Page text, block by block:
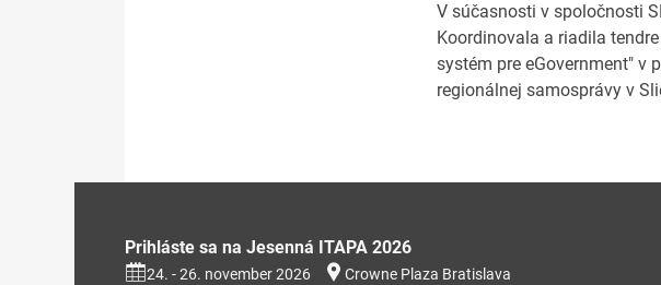
V súčasnosti v spoločnosti
Koordinovala a riadila
systém pre eGovernment" v
regionálnej samosprávy v
Prihláste sa na Jesenná ITAPA 2026
24. - 26. november 2026 Crowne Plaza Bratislava